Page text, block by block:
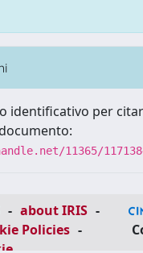
identificativo per
11365/
- about IRIS -
Policies -